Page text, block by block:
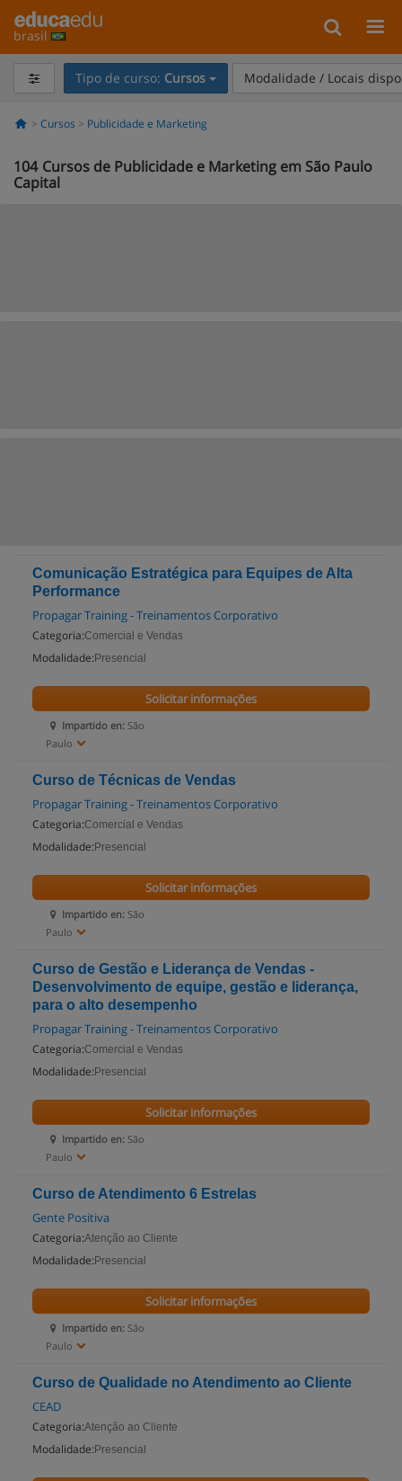
brasil
Tipo de curso: Cursos Modalidade / Locais
Cursos Publicidade e Marketing
104 Cursos de Publicidade e Marketing em São Paulo
Capital
Comunicação Estratégica para Equipes de Alta
Performance
Propagar Training - Treinamentos Corporativo
Categoria:Comercial e Vendas
Modalidade: Presencial
Impartido en: São
Paulo
Solicitar informações
Curso de Técnicas de Vendas
Propagar Training - Treinamentos Corporativo
Categoria:Comercial e Vendas
Modalidade: Presencial
Impartido en: São
Paulo
Solicitar informações
Curso de Gestão e Liderança de Vendas -
Desenvolvimento de equipe, gestão e liderança,
para o alto desempenho
Propagar Training - Treinamentos Corporativo
Categoria:Comercial e Vendas
Modalidade: Presencial
Impartido en: São
Paulo
Solicitar informações
Curso de Atendimento 6 Estrelas
Gente Positiva
Categoria:Atenção ao Cliente
Modalidade: Presencial
Impartido en: São
Paulo
Solicitar informações
Curso de Qualidade no Atendimento ao Cliente
CEAD
Categoria:Atenção ao Cliente
Modalidade: Presencial